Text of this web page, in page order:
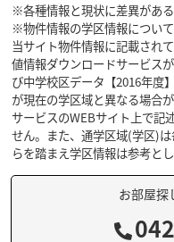
※各種情報と現状に差異があ
※物件情報の学区情報について
当サイト物件情報に記載され
値情報ダウンロードサービス
び中学校区データ【2016年度
が現在の学区域と異なる場合
サービスのWEBサイト上で記
せん。また、通学区域(学区)
らを踏まえ学区情報は参考と
お部屋探